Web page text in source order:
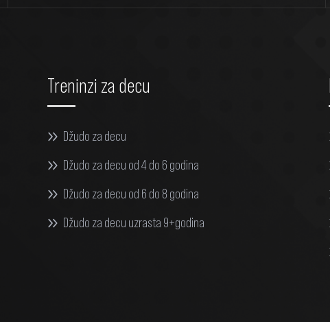
Treninzi za decu
Džudo za decu
Džudo za decu od 4 do 6 godina
Džudo za decu od 6 do 8 godina
Džudo za decu uzrasta 9+godina